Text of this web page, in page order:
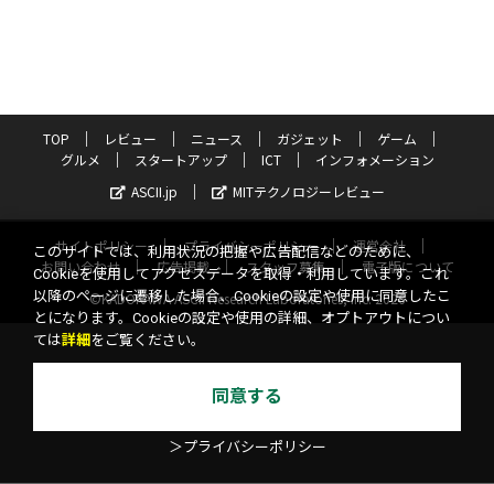
TOP レビュー ニュース ガジェット
ゲーム
グルメ
スタートアップ ICT
インフォメーション
ASCII.jp
MITテクノロジーレビュー
サイトポリシー プライバシーポリシー
運営会社
お問い合わせ
広告掲載 スタッフ募集
電子版について
©KADOKAWA ASCII Research Laboratories, Inc. 2026
このサイトでは、利用状況の把握や広告配信などのために、
Cookieを使用してアクセスデータを取得・利用しています。これ
以降のページに遷移した場合、Cookieの設定や使用に同意したこ
とになります。Cookieの設定や使用の詳細、オプトアウトについ
ては詳細 をご覧ください。
同意する
＞プライバシーポリシー